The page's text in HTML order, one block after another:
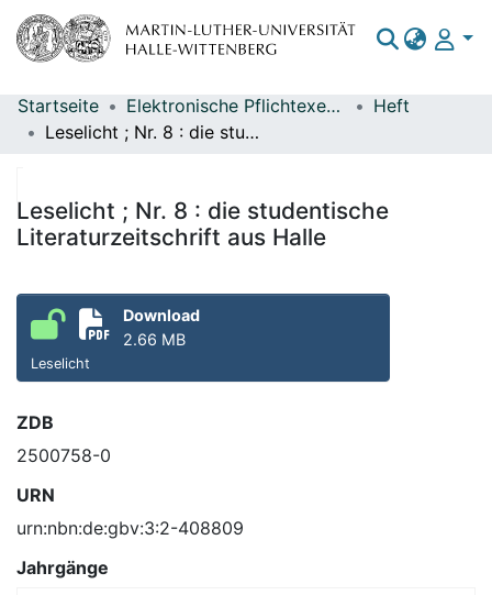
Bereiche & Sammlungen
Statistiken
Startseite Elektronische Pflichtexemplare
Heft
Leselicht ; Nr. 8 : die studentische Literaturzeitschrift aus Halle
Leselicht ; Nr. 8 : die studentische
Literaturzeitschrift aus Halle
Download
2.66 MB
Leselicht
ZDB
2500758-0
URN
urn:nbn:de:gbv:3:2-408809
Jahrgänge